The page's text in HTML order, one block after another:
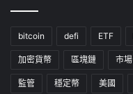
bitcoin defi ETF
加密貨幣 區塊鏈 市場
監管 穩定幣 美國